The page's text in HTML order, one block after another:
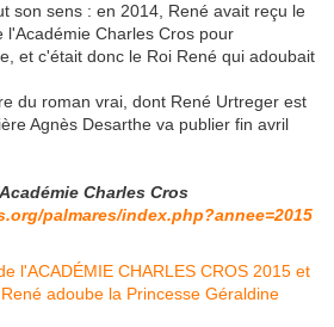
son sens : en 2014, René avait reçu le
l'Académie Charles Cros pour
et c'était donc le Roi René qui adoubait
du roman vrai, dont René Urtreger est
Agnès Desarthe va publier fin avril
Charles Cros
palmares/index.php?annee=2015